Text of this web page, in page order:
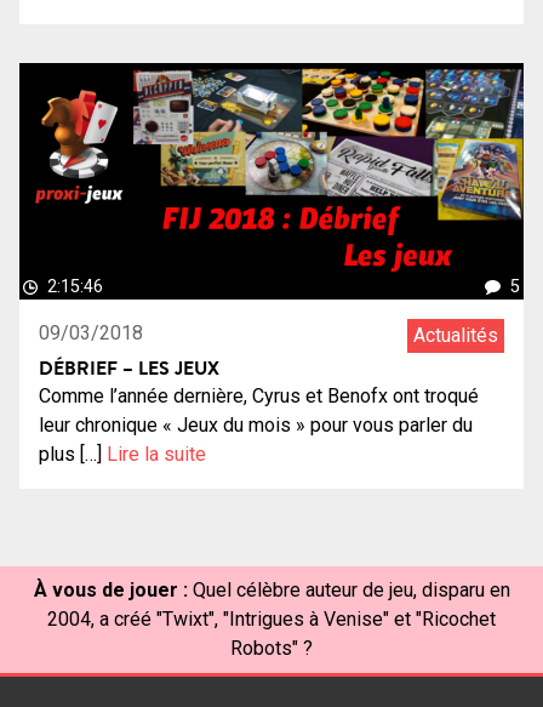
2:15:46 5
09/03/2018 Actualités
DÉBRIEF – LES JEUX
Comme l’année dernière, Cyrus et Benofx ont troqué
leur chronique « Jeux du mois » pour vous parler du
plus […] Lire la suite
À vous de jouer : Quel célèbre auteur de jeu, disparu en
2004, a créé "Twixt", "Intrigues à Venise" et "Ricochet
Robots" ?